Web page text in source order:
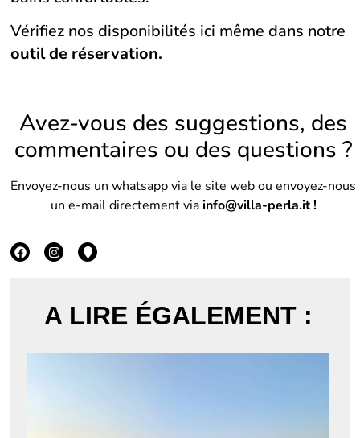
Vérifiez nos disponibilités ici même dans notre
outil de réservation.
Avez-vous des suggestions, des
commentaires ou des questions ?
Envoyez-nous un whatsapp via le site web ou envoyez-nous
un e-mail directement viainfo@villa-perla.it!
A LIRE ÉGALEMENT :